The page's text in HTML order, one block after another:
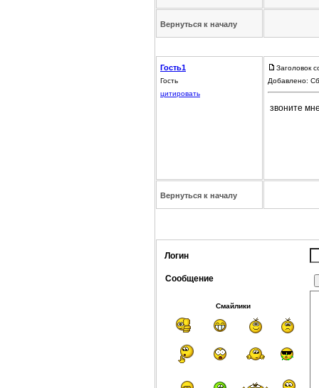
Вернуться к началу
Гость1
Гость
цитировать
Заголовок
Добавлено:
звоните
Вернуться к началу
Логин
Сообщение
Смайлики